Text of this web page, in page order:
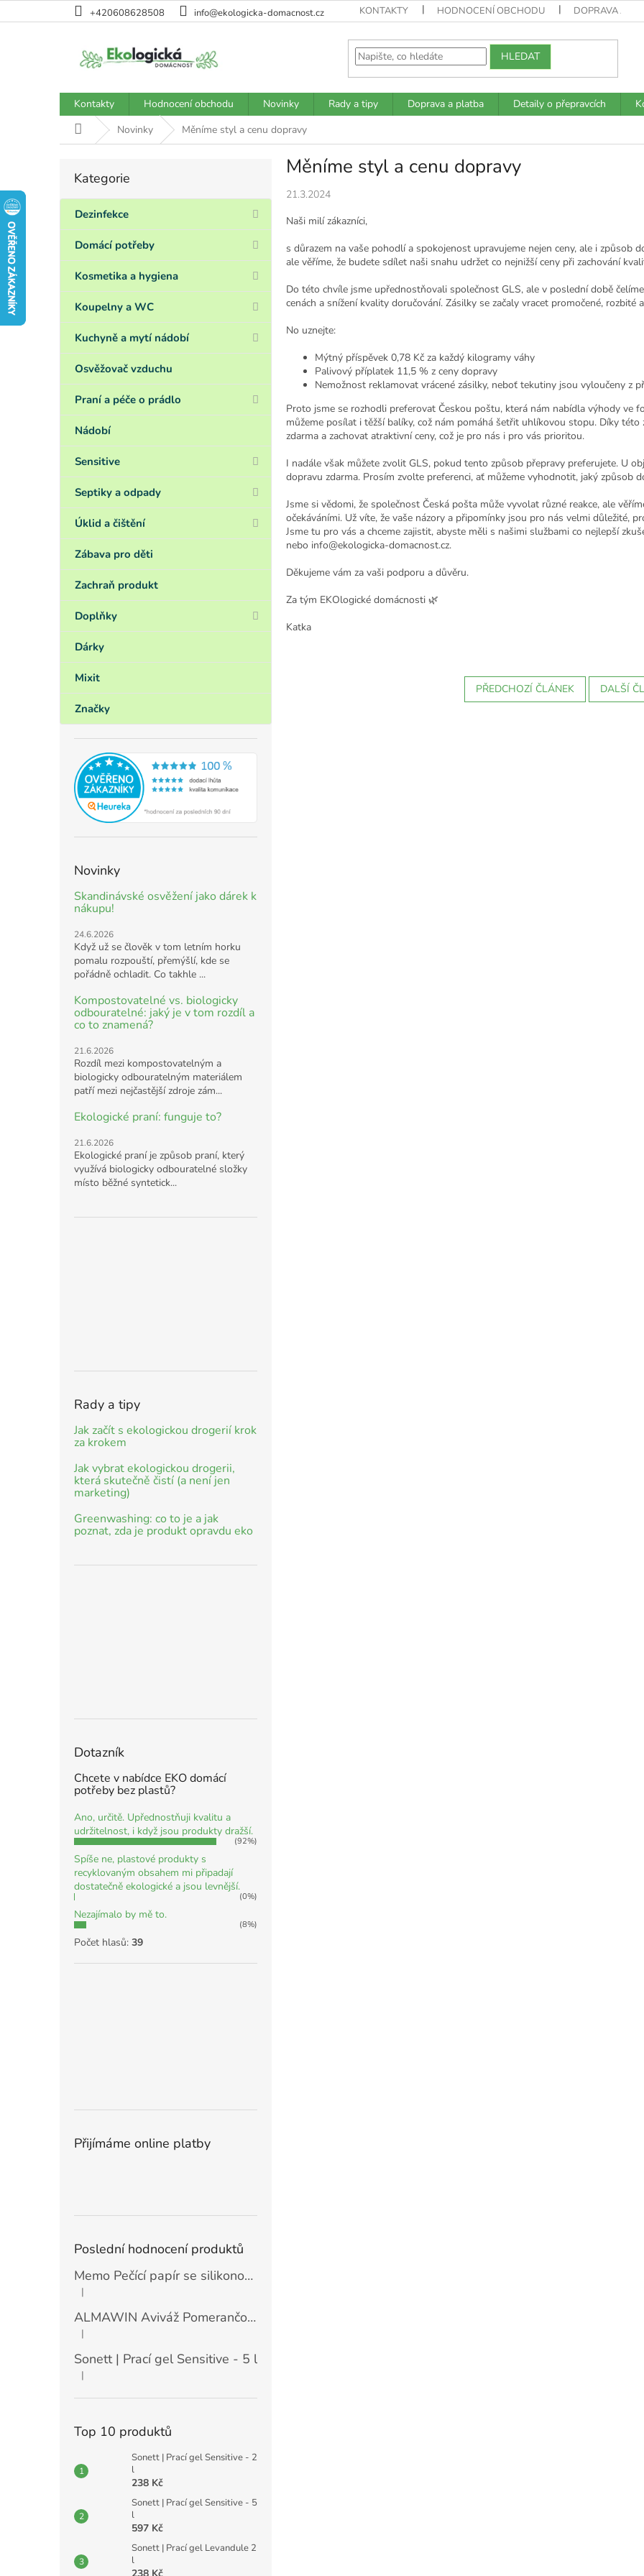
na
+420608628508 info@ekologicka-domacnost.cz KONTAKTY HODNOCENÍ OBCHODU DOPRAVA A
HLEDAT
Kontakty Hodnocení obchodu Novinky Rady a tipy Doprava a platba Detaily o přepravcích
Domů Novinky Měníme styl a cenu dopravy
s
r
n
í
a
e
Přeskočit
Kategorie
Dezinfekce
Domácí potřeby
Kosmetika a hygiena
Koupelny a WC
Kuchyně a mytí nádobí
Osvěžovač vzduchu
Praní a péče o prádlo
Nádobí
Sensitive
Septiky a odpady
Úklid a čištění
Zábava pro děti
Zachraň produkt
Doplňky
Dárky
Mixit
Značky
Novinky
Skandinávské osvěžení jako dárek k
nákupu!
24.6.2026
Když už se člověk v tom letním horku
pomalu rozpouští, přemýšlí, kde se
pořádně ochladit. Co takhle ...
Kompostovatelné vs. biologicky
odbouratelné: jaký je v tom rozdíl a
co to znamená?
21.6.2026
Rozdíl mezi kompostovatelným a
biologicky odbouratelným materiálem
patří mezi nejčastější zdroje zám...
Ekologické praní: funguje to?
21.6.2026
Ekologické praní je způsob praní, který
využívá biologicky odbouratelné složky
místo běžné syntetick...
Rady a tipy
Jak začít s ekologickou drogerií krok
za krokem
Jak vybrat ekologickou drogerii,
která skutečně čistí (a není jen
marketing)
Greenwashing: co to je a jak
poznat, zda je produkt opravdu eko
Dotazník
Chcete v nabídce EKO domácí
potřeby bez plastů?
Ano, určitě. Upřednostňuji kvalitu a
udržitelnost, i když jsou produkty dražší.
(92%)
Spíše ne, plastové produkty s
recyklovaným obsahem mi připadají
dostatečně ekologické a jsou levnější.
(0%)
Nezajímalo by mě to.
(8%)
Počet hlasů: 39
Přijímáme online platby
Poslední hodnocení produktů
Memo Pečící papír se silikonovou vrstvou (30 ks)
Hodnocení produktu je 5 z 5 hvězdiček.
|
ALMAWIN Aviváž Pomerančový květ 750 ml
Hodnocení produktu je 5 z 5 hvězdiček.
|
Sonett | Prací gel Sensitive - 5 l
Hodnocení produktu je 5 z 5 hvězdiček.
|
Top 10 produktů
Sonett | Prací gel Sensitive - 2
l
238 Kč
Sonett | Prací gel Sensitive - 5
l
597 Kč
Sonett | Prací gel Levandule 2
l
Měníme styl a cenu dopravy
21.3.2024
Naši milí zákazníci,
s důrazem na vaše pohodlí a spokojenost upravujeme nejen ceny, ale i způsob
ale věříme, že budete sdílet naši snahu udržet co nejnižší ceny při zachování
Do této chvíle jsme upřednostňovali společnost GLS, ale v poslední době
cenách a snížení kvality doručování. Zásilky se začaly vracet promočené,
No uznejte:
Mýtný příspěvek 0,78 Kč za každý kilogramy váhy
Palivový příplatek 11,5 % z ceny dopravy
Nemožnost reklamovat vrácené zásilky, neboť tekutiny jsou vyloučeny z
Proto jsme se rozhodli preferovat Českou poštu, která nám nabídla výhody ve
můžeme posílat i těžší balíky, což nám pomáhá šetřit uhlíkovou stopu. Díky
zdarma a zachovat atraktivní ceny, což je pro nás i pro vás prioritou.
I nadále však můžete zvolit GLS, pokud tento způsob přepravy preferujete. U
dopravu zdarma. Prosím zvolte preferenci, ať můžeme vyhodnotit, jaký způsob
Jsme si vědomi, že společnost Česká pošta může vyvolat různé reakce, ale
očekáváními. Už víte, že vaše názory a připomínky jsou pro nás velmi důležité,
Jsme tu pro vás a chceme zajistit, abyste měli s našimi službami co nejlepší
nebo info@ekologicka-domacnost.cz.
Děkujeme vám za vaši podporu a důvěru.
Za tým EKOlogické domácnosti 🌿
Katka
PŘEDCHOZÍ ČLÁNEK DALŠÍ